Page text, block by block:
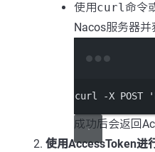
使用curl命令
Nacos服务器并
curl -X POST
成功后会返回
使用AccessToken进